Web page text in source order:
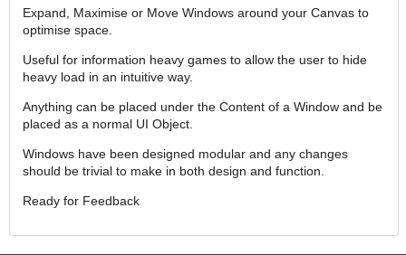
Expand, Maximise or Move Windows around your Canvas to
optimise space.
Useful for information heavy games to allow the user to hide
heavy load in an intuitive way.
Anything can be placed under the Content of a Window and be
placed as a normal UI Object.
Windows have been designed modular and any changes
should be trivial to make in both design and function.
Ready for Feedback